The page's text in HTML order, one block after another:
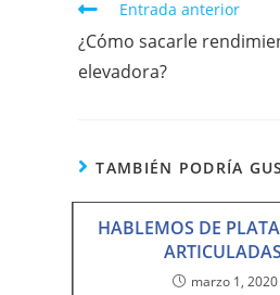
Entrada anterior
¿Cómo sacarle
elevadora?
TAMBIÉN PODRÍA
HABLEMOS DE
marzo 1, 2020